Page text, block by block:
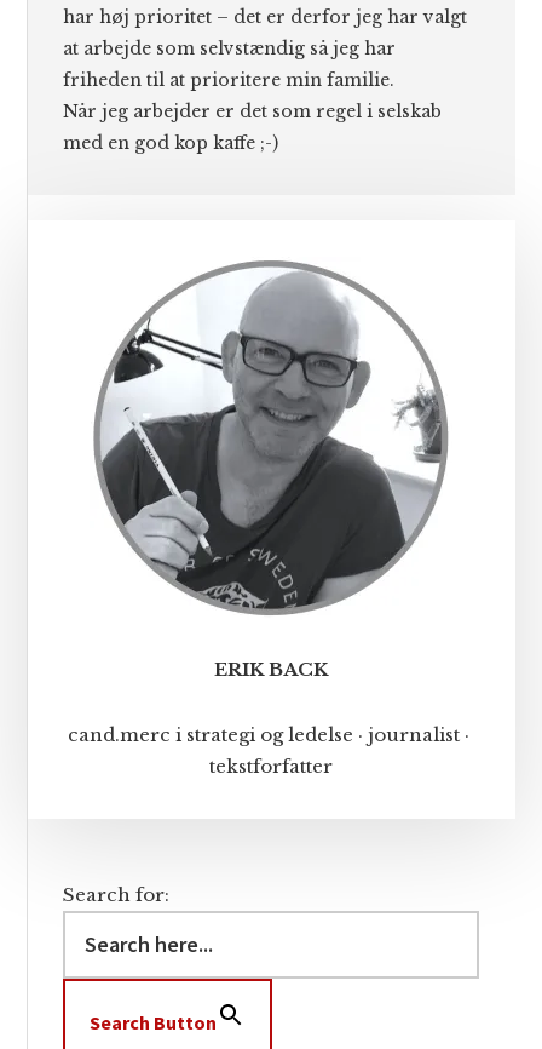
har høj prioritet – det er derfor jeg har valgt
at arbejde som selvstændig så jeg har
friheden til at prioritere min familie.
Når jeg arbejder er det som regel i selskab
med en god kop kaffe ;-)
ERIK BACK
cand.merc i strategi og ledelse · journalist ·
tekstforfatter
Search for:
Search Button